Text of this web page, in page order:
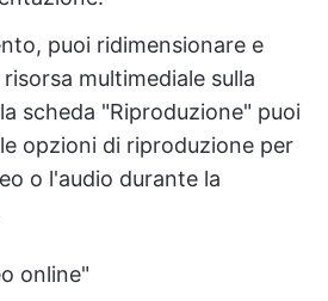
puoi ridimensionare e
multimediale sulla
scheda "Riproduzione" puoi
opzioni di riproduzione per
o l'audio durante la
online"